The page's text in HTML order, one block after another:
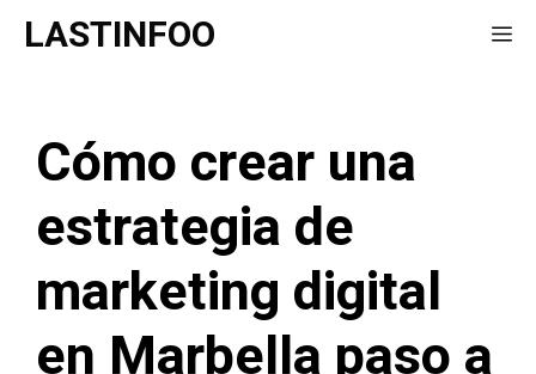
Saltar
LASTINFOO
Cómo crear una
estrategia de
marketing digital
en Marbella paso a